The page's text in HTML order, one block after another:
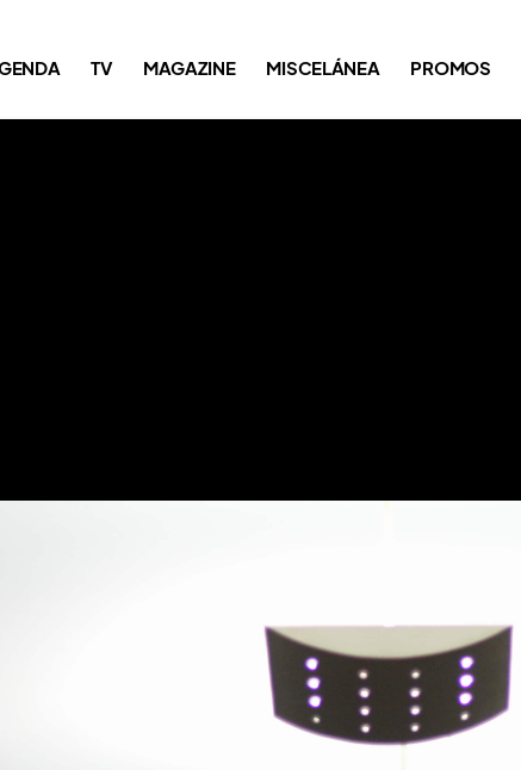
TV MAGAZINE MISCELÁNEA PROMOS